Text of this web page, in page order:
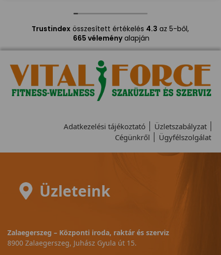
Trustindexösszesített értékelés 4.3 az 5-ből,
665 véleményalapján
Adatkezelési tájékoztató
Üzletszabályzat
Cégünkről
Ügyfélszolgálat
Üzleteink
Zalaegerszeg – Központi iroda, raktár és szerviz
8900 Zalaegerszeg, Juhász Gyula út 15.